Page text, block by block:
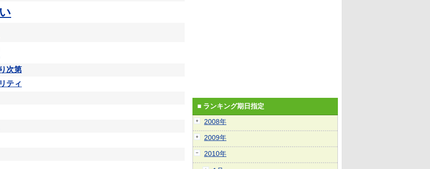
次第
ティ
■ ランキング期日指定
2008年
2009年
2010年